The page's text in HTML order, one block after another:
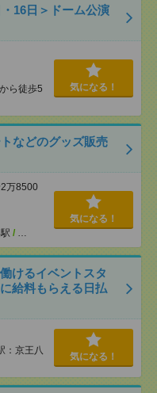
16日＞ドーム公演
ら徒歩5
気になる！
などのグッズ販売
万8500
/ …
気になる！
けるイベントスタ
給料もらえる日払
：京王八
気になる！